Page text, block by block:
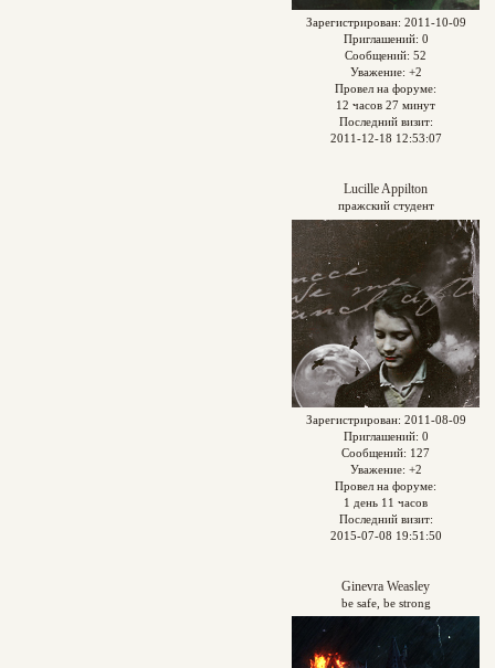
Зарегистрирован: 2011-10-09
Приглашений: 0
Сообщений: 52
Уважение: +2
Провел на форуме:
12 часов 27 минут
Последний визит:
2011-12-18 12:53:07
Lucille Appilton
пражский студент
Зарегистрирован: 2011-08-09
Приглашений: 0
Сообщений: 127
Уважение: +2
Провел на форуме:
1 день 11 часов
Последний визит:
2015-07-08 19:51:50
Ginevra Weasley
be safe, be strong